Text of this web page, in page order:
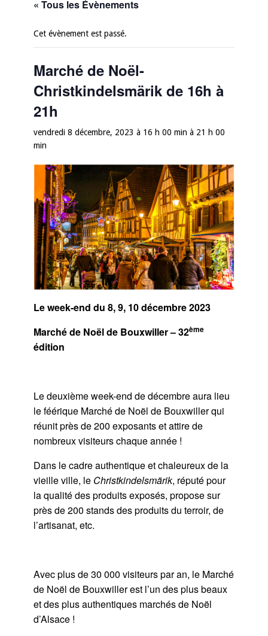
« Tous les Évènements
Cet évènement est passé.
Marché de Noël-
Christkindelsmärik de 16h à
21h
vendredi 8 décembre, 2023 à 16 h 00 min à 21 h 00
min
Le week-end du 8, 9, 10 décembre 2023
Marché de Noël de Bouxwiller – 32ème
édition
Le deuxième week-end de décembre aura lieu
le féérique Marché de Noël de Bouxwiller qui
réunit près de 200 exposants et attire de
nombreux visiteurs chaque année !
Dans le cadre authentique et chaleureux de la
vieille ville, le Christkindelsmärik, réputé pour
la qualité des produits exposés, propose sur
près de 200 stands des produits du terroir, de
l’artisanat, etc.
Avec plus de 30 000 visiteurs par an, le Marché
de Noël de Bouxwiller est l’un des plus beaux
et des plus authentiques marchés de Noël
d’Alsace !